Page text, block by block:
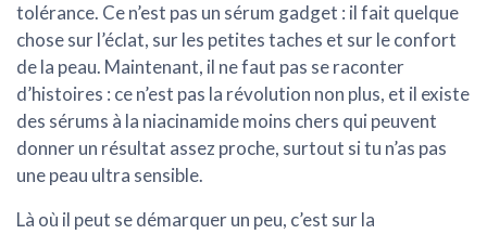
tolérance. Ce n’est pas un sérum gadget : il fait quelque
chose sur l’éclat, sur les petites taches et sur le confort
de la peau. Maintenant, il ne faut pas se raconter
d’histoires : ce n’est pas la révolution non plus, et il existe
des sérums à la niacinamide moins chers qui peuvent
donner un résultat assez proche, surtout si tu n’as pas
une peau ultra sensible.
Là où il peut se démarquer un peu, c’est sur la